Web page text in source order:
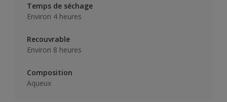
Temps de séchage
Environ 4 heures
Recouvrable
Environ 8 heures
Composition
Aqueux